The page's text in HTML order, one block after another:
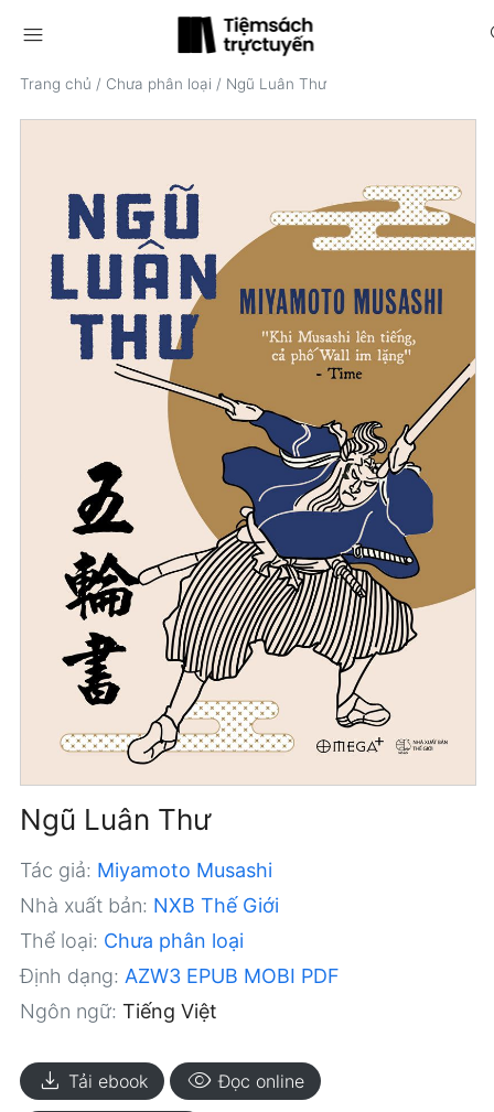
menu
Trang chủ / Chưa phân loại / Ngũ Luân Thư
Ngũ Luân Thư
Tác giả: Miyamoto Musashi
Nhà xuất bản: NXB Thế Giới
Thể loại: Chưa phân loại
Định dạng: AZW3 EPUB MOBI PDF
Ngôn ngữ: Tiếng Việt
download Tải ebook visibility Đọc online